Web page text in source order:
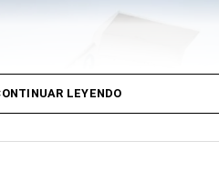
LEYENDO